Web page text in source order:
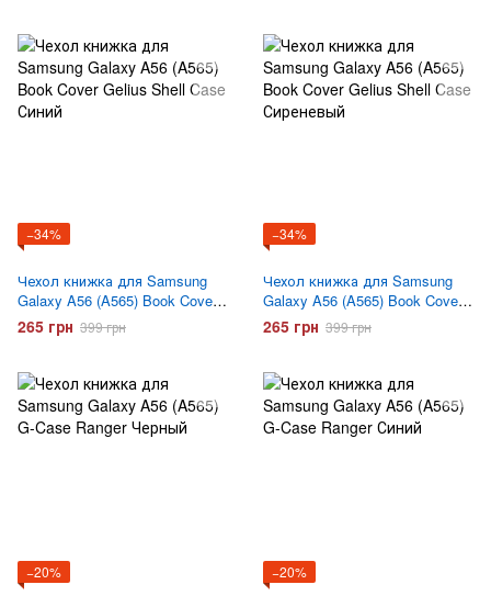
−34%
Чехол книжка для Samsung
Galaxy A56 (A565) Book Cover
Gelius Shell Case Синий
265 грн 399 грн
−34%
Чехол книжка для Samsung
Galaxy A56 (A565) Book Cover
Gelius Shell Case Сиреневый
265 грн 399 грн
−20% −20%